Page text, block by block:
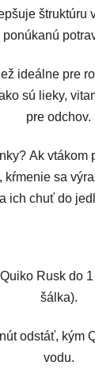
štruktúru
ideálne pre
sú lieky,
pre odchov.
Ak vtákom
kŕmenie sa
ich chuť do
Rusk do
šálka).
odstáť, kým
vodu.